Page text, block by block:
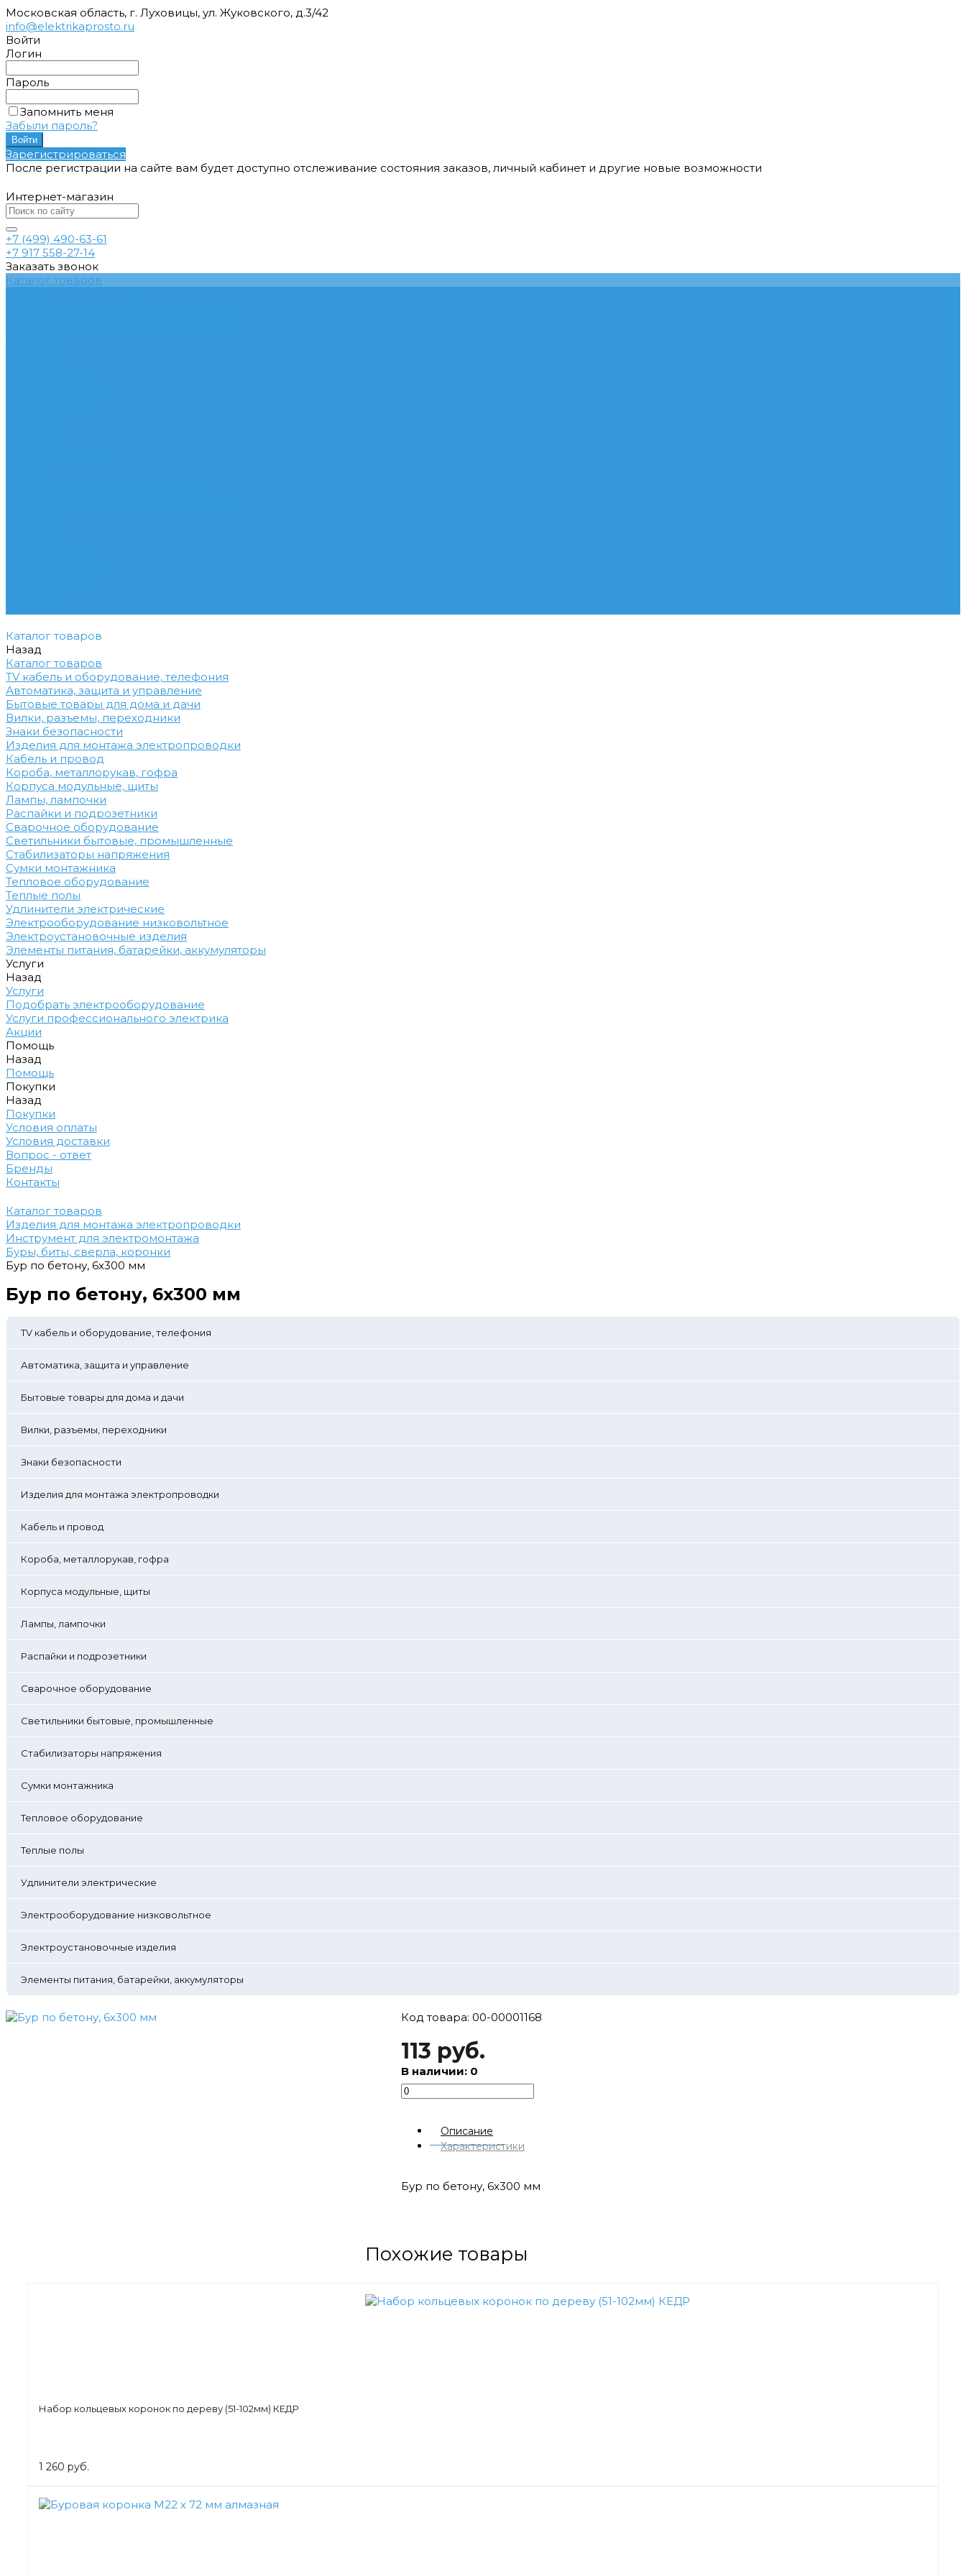
Московская область, г. Луховицы, ул. Жуковского, д.3/42
info@elektrikaprosto.ru
Войти
Логин
Пароль
Запомнить меня
Забыли пароль?
Зарегистрироваться
После регистрации на сайте вам будет доступно отслеживание состояния заказов, личный кабинет и другие новые возможности
Интернет-магазин
+7 (499) 490-63-61
+7 917 558-27-14
Заказать звонок
Каталог товаров
Каталог товаров
Назад
Каталог товаров
TV кабель и оборудование, телефония
Автоматика, защита и управление
Бытовые товары для дома и дачи
Вилки, разъемы, переходники
Знаки безопасности
Изделия для монтажа электропроводки
Кабель и провод
Короба, металлорукав, гофра
Корпуса модульные, щиты
Лампы, лампочки
Распайки и подрозетники
Сварочное оборудование
Светильники бытовые, промышленные
Стабилизаторы напряжения
Сумки монтажника
Тепловое оборудование
Теплые полы
Удлинители электрические
Электрооборудование низковольтное
Электроустановочные изделия
Элементы питания, батарейки, аккумуляторы
Услуги
Назад
Услуги
Подобрать электрооборудование
Услуги профессионального электрика
Акции
Помощь
Назад
Помощь
Покупки
Назад
Покупки
Условия оплаты
Условия доставки
Вопрос - ответ
Бренды
Контакты
Каталог товаров
Изделия для монтажа электропроводки
Инструмент для электромонтажа
Буры, биты, сверла, коронки
Бур по бетону, 6х300 мм
Бур по бетону, 6х300 мм
TV кабель и оборудование, телефония
Автоматика, защита и управление
Бытовые товары для дома и дачи
Вилки, разъемы, переходники
Знаки безопасности
Изделия для монтажа электропроводки
Кабель и провод
Короба, металлорукав, гофра
Корпуса модульные, щиты
Лампы, лампочки
Распайки и подрозетники
Сварочное оборудование
Светильники бытовые, промышленные
Стабилизаторы напряжения
Сумки монтажника
Тепловое оборудование
Теплые полы
Удлинители электрические
Электрооборудование низковольтное
Электроустановочные изделия
Элементы питания, батарейки, аккумуляторы
Код товара: 00-00001168
113 руб.
В наличии: 0
Описание
Характеристики
Бур по бетону, 6х300 мм
Похожие товары
Набор кольцевых коронок по дереву (51-102мм) КЕДР
1 260 руб.